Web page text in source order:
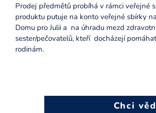
Prodej předmětů probíhá v rámci veřejné
produktu putuje na konto veřejné sbírky
Domu pro Julii a na úhradu mezd
sester/pečovatelů, kteří docházejí
rodinám.
Chci